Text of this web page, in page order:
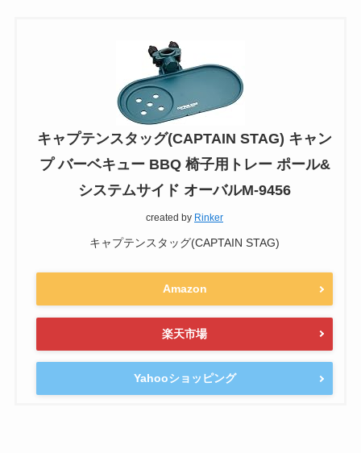
キャプテンスタッグ(CAPTAIN STAG) キャン
プ バーベキュー BBQ 椅子用トレー ポール&
システムサイド オーバルM-9456
created by Rinker
キャプテンスタッグ(CAPTAIN STAG)
Amazon
楽天市場
Yahooショッピング